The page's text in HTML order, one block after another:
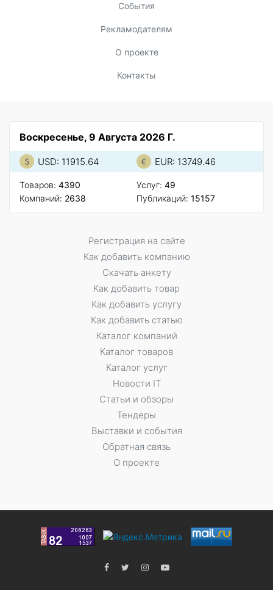
События
Рекламодателям
О проекте
Контакты
Воскресенье, 9 Августа 2026 Г.
USD: 11915.64 EUR: 13749.46
Товаров: 4390
Компаний: 2638
Услуг: 49
Публикаций: 15157
Регистрация на сайте
Как добавить компанию
Скачать анкету
Как добавить товар
Как добавить услугу
Как добавить статью
Каталог компаний
Каталог товаров
Каталог услуг
Новости IT
Статьи и обзоры
Тендеры
Выставки и события
Обратная связь
О проекте